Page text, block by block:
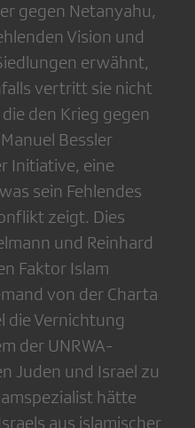
gegen Netanyahu,
Vision und
erwähnt,
vertritt sie nicht
den Krieg gegen
Bessler
Initiative, eine
sein Fehlendes
zeigt. Dies
und Reinhard
Faktor Islam
von der Charta
die Vernichtung
der UNRWA-
Juden und Israel zu
hätte
aus islamischer